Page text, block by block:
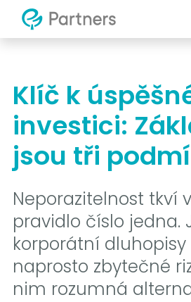
Klíč k
investici:
jsou tři
Neporazitelnost tkví
pravidlo číslo jedna.
korporátní
naprosto zbytečné
nim rozumná